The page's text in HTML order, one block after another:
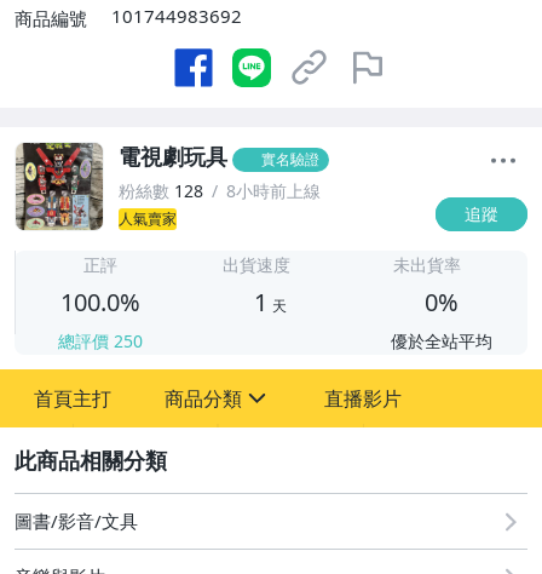
商品編號
101744983692
電視劇玩具 實名驗證
粉絲數 128 8小時前上線
人氣賣家 追蹤
正評
100.0%
總評價 250
出貨速度
1 天
未出貨率
0%
優於全站平均
首頁主打 商品分類
圖書/影音/文具
古董、藝術與礦石
玩具、模型與公仔
直播影片
圖書/影音/文具